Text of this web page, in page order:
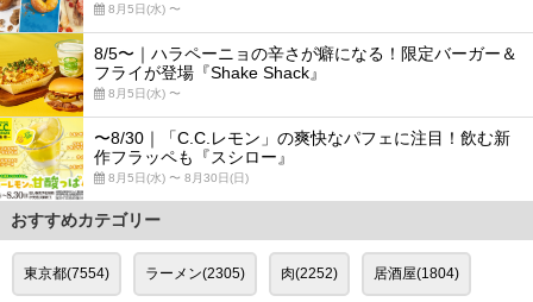
8月5日(水) 〜
8/5〜｜ハラペーニョの辛さが癖になる！限定バーガー＆
フライが登場『Shake Shack』
8月5日(水) 〜
〜8/30｜「C.C.レモン」の爽快なパフェに注目！飲む新
作フラッペも『スシロー』
8月5日(水) 〜 8月30日(日)
おすすめカテゴリー
東京都(7554) ラーメン(2305) 肉(2252) 居酒屋(1804)